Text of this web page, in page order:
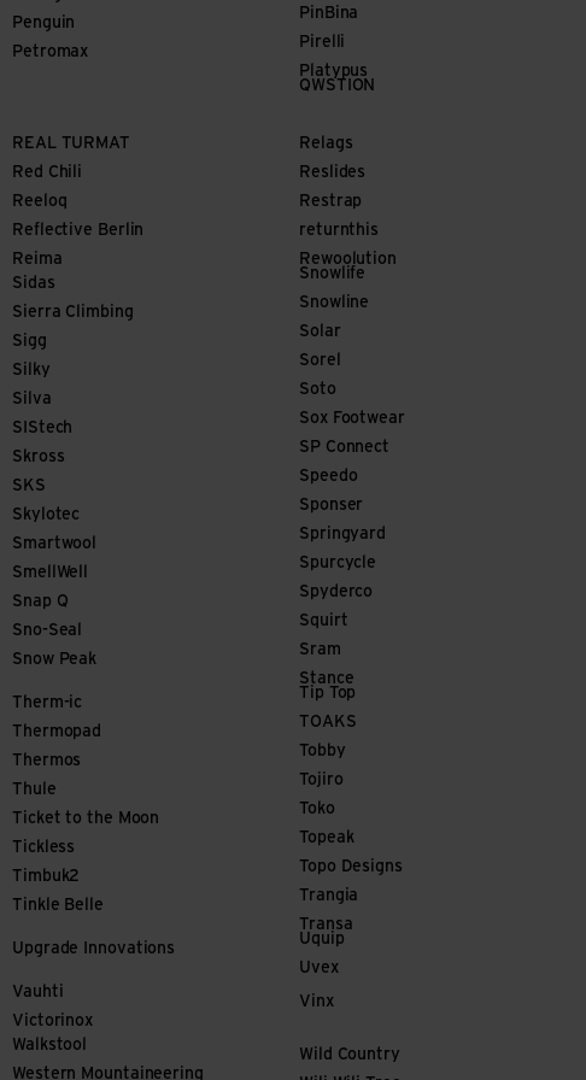
Penguin
Petromax
PinBina
Pirelli
Platypus
QWSTION
REAL TURMAT
Red Chili
Reeloq
Reflective Berlin
Reima
Relags
Reslides
Restrap
returnthis
Rewoolution
Sidas
Sierra Climbing
Sigg
Silky
Silva
SIStech
Skross
SKS
Skylotec
Smartwool
SmellWell
Snap Q
Sno-Seal
Snow Peak
Snowlife
Snowline
Solar
Sorel
Soto
Sox Footwear
SP Connect
Speedo
Sponser
Springyard
Spurcycle
Spyderco
Squirt
Sram
Stance
Therm-ic
Thermopad
Thermos
Thule
Ticket to the Moon
Tickless
Timbuk2
Tinkle Belle
Tip Top
TOAKS
Tobby
Tojiro
Toko
Topeak
Topo Designs
Trangia
Transa
Upgrade Innovations
Uquip
Uvex
Vauhti
Victorinox
Vinx
Walkstool
Western Mountaineering
Wild Country